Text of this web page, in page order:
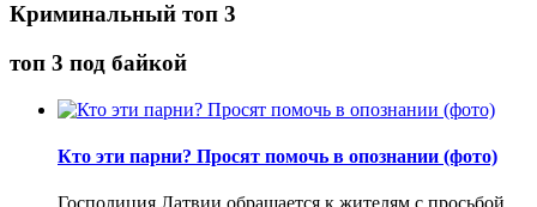
Криминальный топ 3
топ 3 под байкой
Кто эти парни? Просят помочь в опознании (фото)